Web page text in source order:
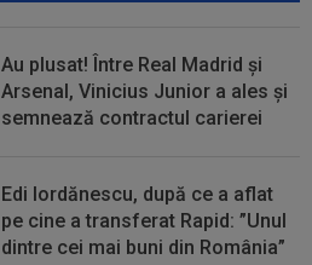
Au plusat! Între Real Madrid și
Arsenal, Vinicius Junior a ales și
semnează contractul carierei
Edi Iordănescu, după ce a aflat
pe cine a transferat Rapid: ”Unul
dintre cei mai buni din România”